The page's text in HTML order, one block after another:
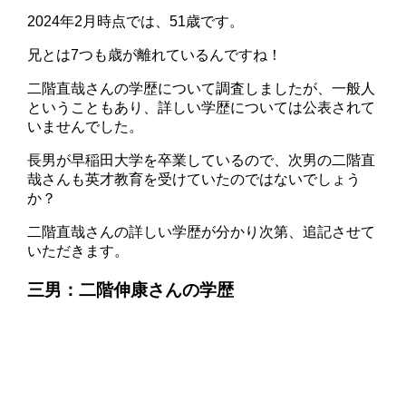
2024年2月時点では、51歳です。
兄とは7つも歳が離れているんですね！
二階直哉さんの学歴について調査しましたが、一般人
ということもあり、詳しい学歴については公表されて
いませんでした。
長男が早稲田大学を卒業しているので、次男の二階直
哉さんも英才教育を受けていたのではないでしょう
か？
二階直哉さんの詳しい学歴が分かり次第、追記させて
いただきます。
三男：二階伸康さんの学歴